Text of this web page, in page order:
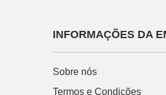
INFORMAÇÕES DA
Sobre nós
Termos e Condições